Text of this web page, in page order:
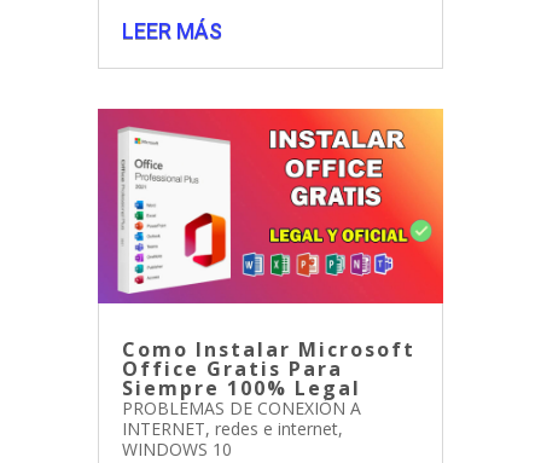
LEER MÁS
Como Instalar Microsoft
Office Gratis Para
Siempre 100% Legal
PROBLEMAS DE CONEXIÓN A
INTERNET, redes e internet,
WINDOWS 10